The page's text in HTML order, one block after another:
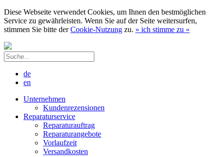
Diese Webseite verwendet Cookies, um Ihnen den bestmöglichen
Service zu gewährleisten. Wenn Sie auf der Seite weitersurfen,
stimmen Sie bitte derCookie-Nutzung zu. » ich stimme zu «
de
en
Unternehmen
Kundenrezensionen
Reparaturservice
Reparaturauftrag
Reparaturangebote
Vorlaufzeit
Versandkosten